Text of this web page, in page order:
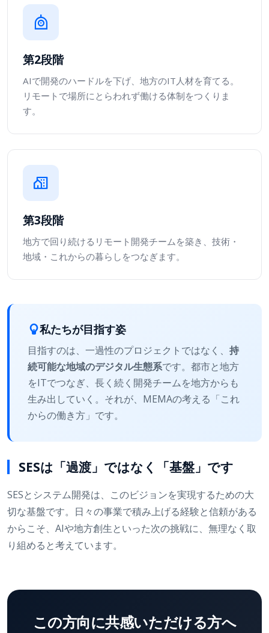
第2段階
AIで開発のハードルを下げ、地方のIT人材を育てる。
リモートで場所にとらわれず働ける体制をつくりま
す。
第3段階
地方で回り続けるリモート開発チームを築き、技術・
地域・これからの暮らしをつなぎます。
私たちが目指す姿
目指すのは、一過性のプロジェクトではなく、 持
続可能な地域のデジタル生態系です。都市と地方
をITでつなぎ、長く続く開発チームを地方からも
生み出していく。それが、MEMAの考える「これ
からの働き方」です。
SESは「過渡」ではなく「基盤」です
SESとシステム開発は、このビジョンを実現するための大
切な基盤です。日々の事業で積み上げる経験と信頼がある
からこそ、AIや地方創生といった次の挑戦に、無理なく取
り組めると考えています。
この方向に共感いただける方へ